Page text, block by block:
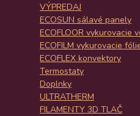
VÝPREDAJ
ECOSUN sálavé panely
ECOFLOOR vykurovacie
ECOFILM vykurovacie
ECOFLEX konvektory
Termostaty
Doplnky
ULTRATHERM
FILAMENTY 3D TLAČ